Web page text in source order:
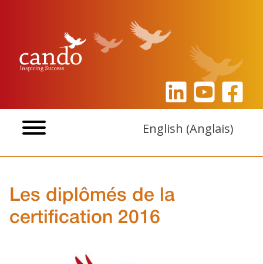
English (Anglais)
Les diplômés de la
certification 2016